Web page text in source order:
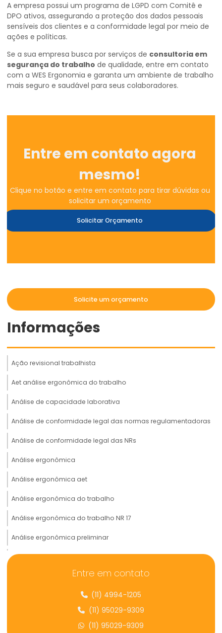
A empresa possui um programa de LGPD com Comitê e
DPO ativos, assegurando a proteção dos dados pessoais
sensíveis dos clientes e a conformidade legal por meio de
ações e políticas.
Se a sua empresa busca por serviços de consultoria em
segurança do trabalho de qualidade, entre em contato
com a WES Ergonomia e garanta um ambiente de trabalho
mais seguro e saudável para seus colaboradores.
Entre em contato agora
mesmo!
Clique no botão e entre em contato para tirar dúvidas ou
solicitar um orçamento
Solicitar Orçamento
Solicite um orçamento
Informações
Ação revisional trabalhista
Aet análise ergonômica do trabalho
Análise de capacidade laborativa
Análise de conformidade legal das normas regulamentadoras
Análise de conformidade legal das NRs
Análise ergonômica
Análise ergonômica aet
Análise ergonômica do trabalho
Análise ergonômica do trabalho NR 17
Análise ergonômica preliminar
Analise preliminar de risco ergonômico
Análise de prontuário médico
Analise de risco ergonômico
Assessoria e consultoria ergonômica
Entre em contato
(11) 4994-1205
(11) 95029-9309
(11) 95029-9309